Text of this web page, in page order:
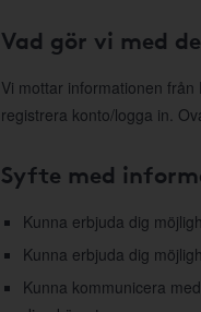
Vad gör vi med
Vi mottar informationen
registrera konto/logga in.
Syfte med
Kunna erbjuda dig
Kunna erbjuda dig
Kunna kommunicera